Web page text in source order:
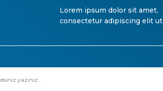
Lorem ipsum dolor sit amet,
consectetur adipiscing elit ut